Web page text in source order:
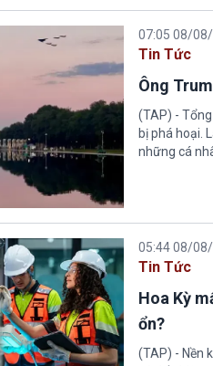
07:05 08/
Tin Tức
Ông
(TAP) -
bị phá hoại.
những cá
05:44 08/
Tin Tức
Hoa Kỳ
ổn?
(TAP) - Nền